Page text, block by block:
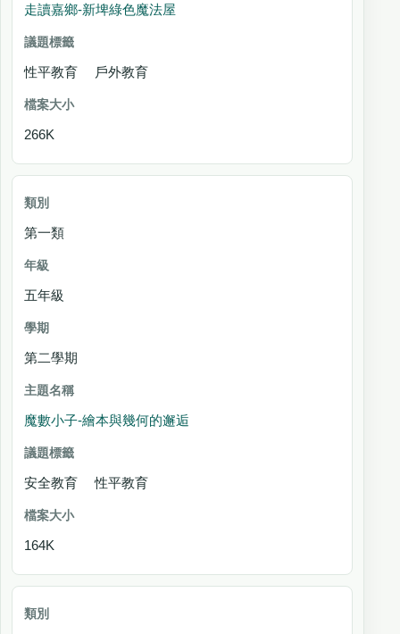
走讀嘉鄉-新埤綠色魔法屋
性平教育 戶外教育
266K
第一類
五年級
第二學期
魔數小子-繪本與幾何的邂逅
安全教育 性平教育
164K